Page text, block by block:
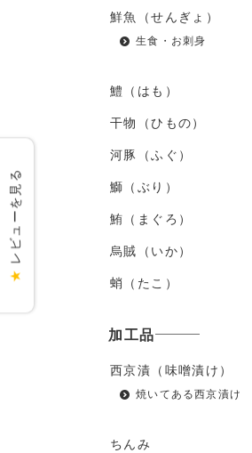
鮮魚（せんぎょ）
生食・お刺身
鱧（はも）
干物（ひもの）
河豚（ふぐ）
鰤（ぶり）
鮪（まぐろ）
烏賊（いか）
蛸（たこ）
加工品
西京漬（味噌漬け）
焼いてある西京漬け
ちんみ
★
レビューを見る